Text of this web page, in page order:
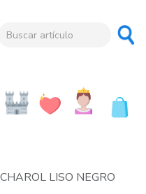
LISO NEGRO